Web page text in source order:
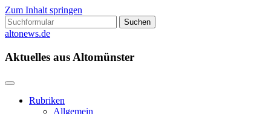
Zum Inhalt springen
Suchen
nach:
altonews.de
Aktuelles aus Altomünster
Rubriken
Allgemein